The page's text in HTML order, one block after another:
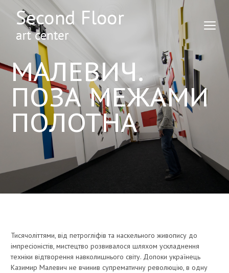
МАЛЕВИЧ.
ПОЗА МЕЖАМИ
ПОЛОТНА
Тисячоліттями, від петрогліфів та наскельного живопису до
імпресіоністів, мистецтво розвивалося шляхом ускладнення
техніки відтворення навколишнього світу. Допоки українець
Казимир Малевич не вчинив супрематичну революцію, в одну